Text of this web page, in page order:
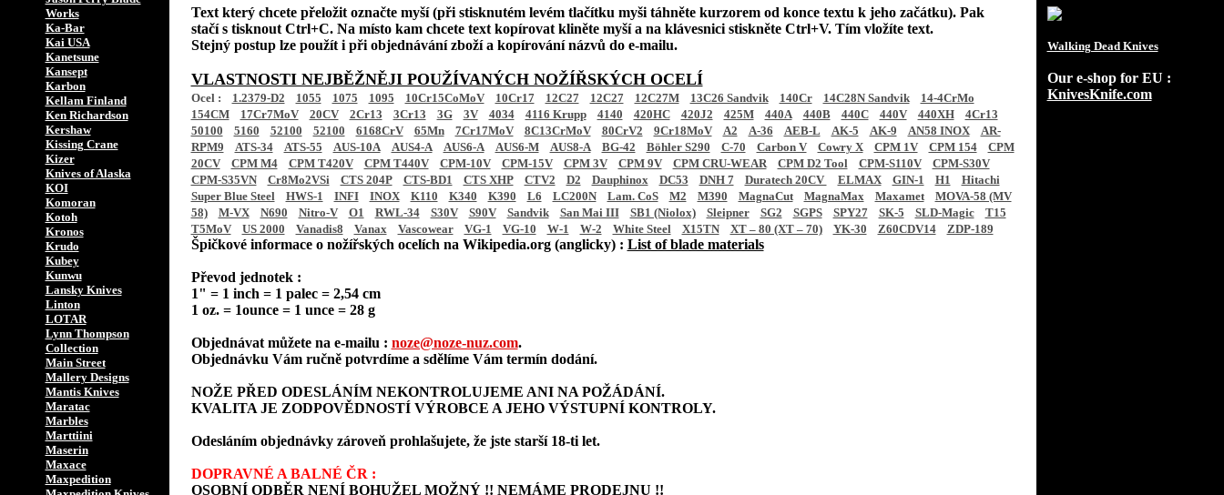
Works
Ka-Bar
Kai USA
Kanetsune
Kansept
Karbon
Kellam Finland
Ken Richardson
Kershaw
Kissing Crane
Kizer
Knives of Alaska
KOI
Komoran
Kotoh
Kronos
Krudo
Kubey
Kunwu
Lansky Knives
Linton
LOTAR
Lynn Thompson
Collection
Main Street
Mallery Designs
Mantis Knives
Maratac
Marbles
Marttiini
Maserin
Maxace
Maxpedition
Text který chcete přeložit označte myší (při stisknutém levém tlačítku myši táhněte kurzorem od konce textu k jeho začátku). Pak
stačí s tisknout Ctrl+C. Na místo kam chcete text kopírovat kliněte myší a na klávesnici stiskněte Ctrl+V. Tím vložíte text.
Stejný postup lze použít i při objednávání zboží a kopírování názvů do e-mailu.
VLASTNOSTI NEJBĚŽNĚJI POUŽÍVANÝCH NOŽÍŘSKÝCH OCELÍ
Ocel : 1.2379-D2 1055 1075 1095 10Cr15CoMoV 10Cr17 12C27 12C27 12C27M 13C26 Sandvik 140Cr 14C28N Sandvik
14-4CrMo
154CM
17Cr7MoV 20CV 2Cr13 3Cr13 3G 3V 4034 4116 Krupp 4140 420HC 420J2 425M 440A 440B 440C 440V 440XH
4Cr13
50100
5160 52100 52100 6168CrV 65Mn 7Cr17MoV 8C13CrMoV 80CrV2 9Cr18MoV A2 A-36 AEB-L AK-5 AK-9 AN58 INOX
AR-
RPM9
ATS-34 ATS-55 AUS-10A AUS4-A AUS6-A AUS6-M AUS8-A BG-42 Böhler S290 C-70 Carbon V Cowry X CPM 1V CPM 154
CPM
20CV
CPM M4 CPM T420V CPM T440V CPM-10V CPM-15V CPM 3V CPM 9V CPM CRU-WEAR CPM D2 Tool CPM-S110V
CPM-S30V
CPM-S35VN
Cr8Mo2VSi CTS 204P CTS-BD1 CTS XHP CTV2 D2 Dauphinox DC53 DNH 7 Duratech 20CV ELMAX GIN-1 H1
Hitachi
Super Blue Steel
HWS-1 INFI INOX K110 K340 K390 L6 LC200N Lam. CoS M2 M390 MagnaCut MagnaMax Maxamet
MOVA-58 (MV
58)
M-VX N690 Nitro-V O1 RWL-34 S30V S90V Sandvik San Mai III SB1 (Niolox) Sleipner SG2 SGPS SPY27 SK-5 SLD-Magic
T15
T5MoV
US 2000 Vanadis8 Vanax Vascowear VG-1 VG-10 W-1 W-2 White Steel X15TN XT – 80 (XT – 70) YK-30 Z60CDV14 ZDP-189
Špičkové informace o nožířských ocelích na Wikipedia.org (anglicky) : List of blade materials
Převod jednotek :
1" = 1 inch = 1 palec = 2,54 cm
1 oz. = 1ounce = 1 unce = 28 g
Objednávat můžete na e-mailu : noze@noze-nuz.com.
Objednávku Vám ručně potvrdíme a sdělíme Vám termín dodání.
NOŽE PŘED ODESLÁNÍM NEKONTROLUJEME ANI NA POŽÁDÁNÍ.
KVALITA JE ZODPOVĚDNOSTÍ VÝROBCE A JEHO VÝSTUPNÍ KONTROLY.
Odesláním objednávky zároveň prohlašujete, že jste starší 18-ti let.
DOPRAVNÉ A BALNÉ ČR :
OSOBNÍ ODBĚR NENÍ BOHUŽEL MOŽNÝ !! NEMÁME PRODEJNU !!
Walking Dead Knives
Our e-shop for EU :
KnivesKnife.com